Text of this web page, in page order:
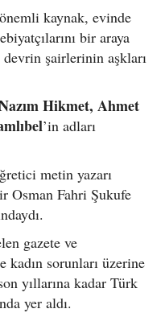
kaynak, evinde
bir araya
şairlerinin aşkları
Hikmet, Ahmet
’in adları
metin yazarı
Osman Fahri Şukufe
gazete ve
sorunları üzerine
yıllarına kadar Türk
yer aldı.